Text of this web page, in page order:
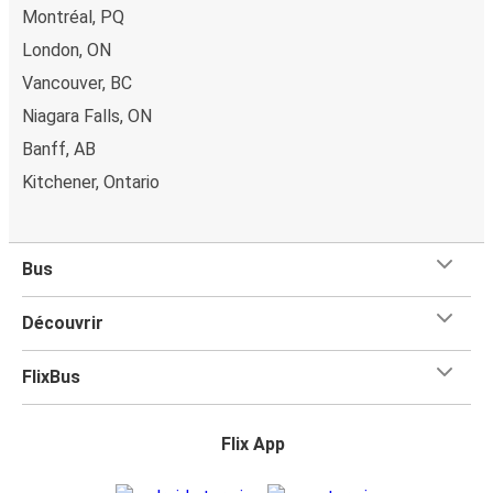
Montréal, PQ
London, ON
Vancouver, BC
Niagara Falls, ON
Banff, AB
Kitchener, Ontario
Bus
Découvrir
FlixBus
Flix App